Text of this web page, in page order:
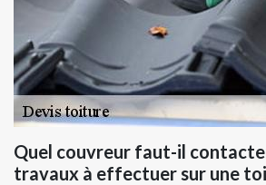
Quel couvreur faut-il
travaux à effectuer sur une